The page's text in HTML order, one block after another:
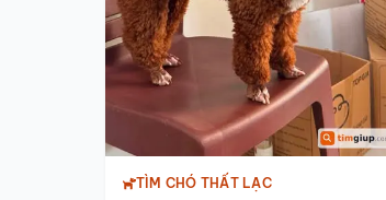
TÌM CHÓ THẤT LẠC